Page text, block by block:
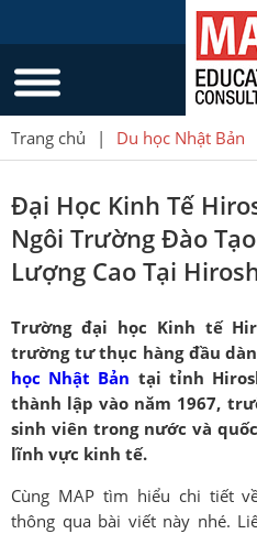
Trang chủ | Du học Nhật Bản
Đại Học Kinh Tế
Ngôi Trường Đào
Lượng Cao Tại
Trường đại học Kinh tế
trường tư thục hàng đầu
học Nhật Bản tại tỉnh
thành lập vào năm 1967,
sinh viên trong nước và
lĩnh vực kinh tế.
Cùng MAP tìm hiểu chi tiết
thông qua bài viết này nhé.